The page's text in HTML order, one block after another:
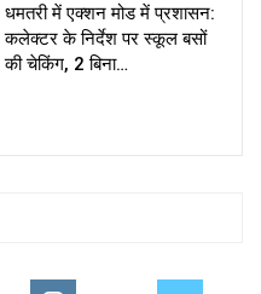
धमतरी में एक्शन मोड में प्रशासन:
कलेक्टर के निर्देश पर स्कूल बसों
की चेकिंग, 2 बिना…